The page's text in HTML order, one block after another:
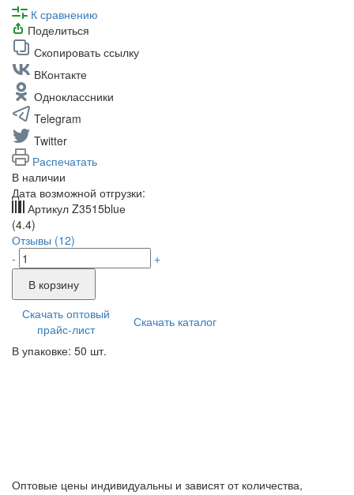
К сравнению
Поделиться
Скопировать ссылку
ВКонтакте
Одноклассники
Telegram
Twitter
Распечатать
В наличии
Дата возможной отгрузки:
Артикул Z3515bluе
(4.4)
Отзывы (12)
-
+
В корзину
Скачать оптовый
прайс-лист
Скачать каталог
В упаковке: 50 шт.
Оптовые цены индивидуальны и зависят от количества,